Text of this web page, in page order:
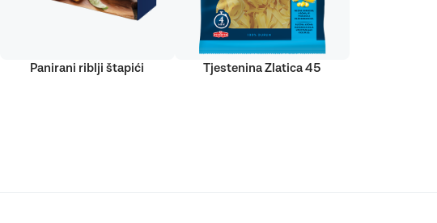
Panirani riblji štapići Tjestenina Zlatica 45